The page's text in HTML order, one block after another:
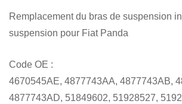
Remplacement du bras de suspension
suspension pour Fiat Panda
Code OE :
4670545AE, 4877743AA, 4877743AB,
4877743AD, 51849602, 51928527,